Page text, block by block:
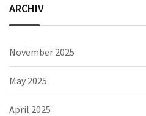
ARCHIV
November 2025
May 2025
April 2025